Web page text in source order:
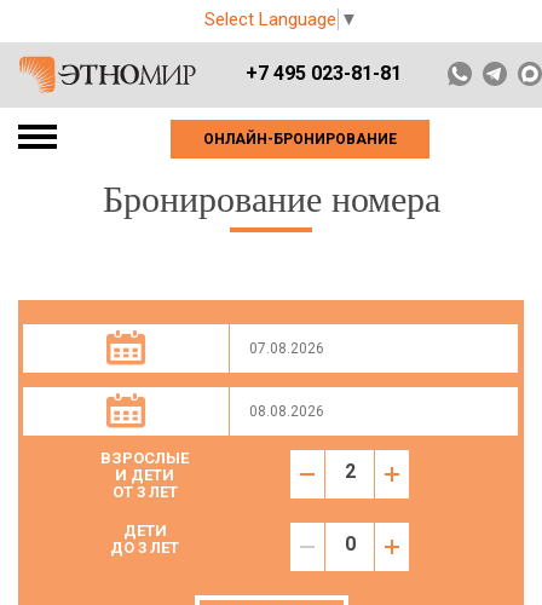
Select Language ▼
+7 495 023-81-81
ОНЛАЙН-БРОНИРОВАНИЕ
Бронирование номера
ВЗРОСЛЫЕ
И ДЕТИ
ОТ 3 ЛЕТ
ДЕТИ
ДО 3 ЛЕТ